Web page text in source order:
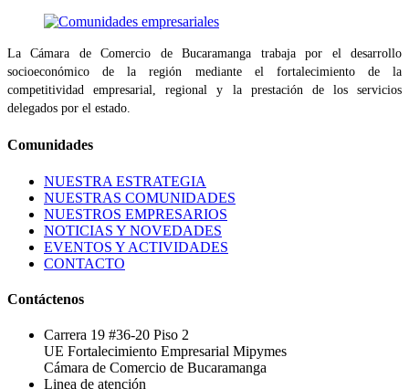
La Cámara de Comercio de Bucaramanga trabaja por el desarrollo
socioeconómico de la región mediante el fortalecimiento de la
competitividad empresarial, regional y la prestación de los servicios
delegados por el estado.
Comunidades
NUESTRA ESTRATEGIA
NUESTRAS COMUNIDADES
NUESTROS EMPRESARIOS
NOTICIAS Y NOVEDADES
EVENTOS Y ACTIVIDADES
CONTACTO
Contáctenos
Carrera 19 #36-20 Piso 2
UE Fortalecimiento Empresarial Mipymes
Cámara de Comercio de Bucaramanga
Linea de atención